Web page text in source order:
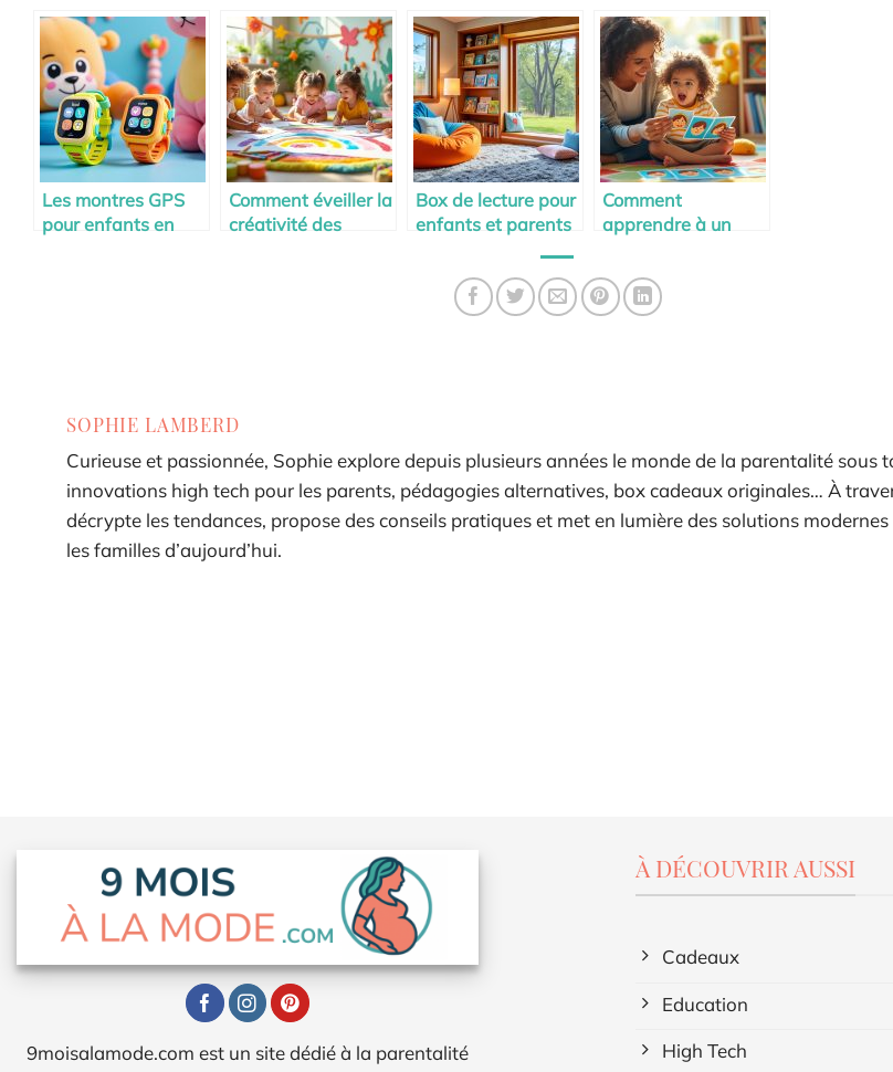
Les montres GPS
pour enfants en
Comment éveiller la
créativité des
Box de lecture pour
enfants et parents
Comment
apprendre à un
émotions
SOPHIE LAMBERD
Curieuse et passionnée, Sophie explore depuis plusieurs années le monde de la parentalité sous
innovations high tech pour les parents, pédagogies alternatives, box cadeaux originales… À
décrypte les tendances, propose des conseils pratiques et met en lumière des solutions
les familles d’aujourd’hui.
9moisalamode.com est un site dédié à la parentalité
À DÉCOUVRIR AUSSI
Cadeaux
Education
High Tech